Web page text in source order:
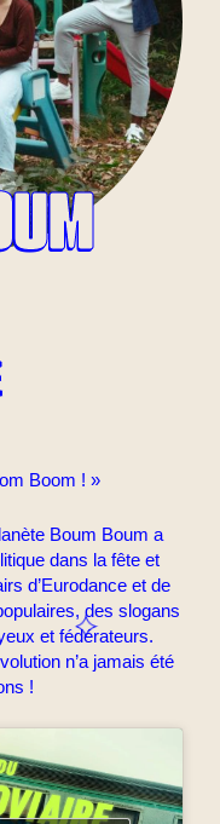
Boom ! »
Boum Boum a
dans la fête et
d’Eurodance et de
des slogans
et fédérateurs.
n’a jamais été
!